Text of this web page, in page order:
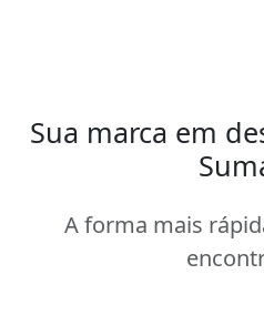
Sua marca em
A forma mais